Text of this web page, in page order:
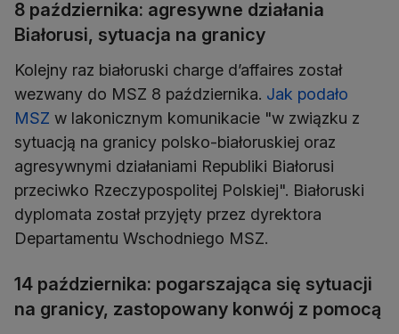
8 października: agresywne działania
Białorusi, sytuacja na granicy
Kolejny raz białoruski charge d’affaires został
wezwany do MSZ 8 października. Jak podało
MSZ w lakonicznym komunikacie "w związku z
sytuacją na granicy polsko-białoruskiej oraz
agresywnymi działaniami Republiki Białorusi
przeciwko Rzeczypospolitej Polskiej". Białoruski
dyplomata został przyjęty przez dyrektora
Departamentu Wschodniego MSZ.
14 października: pogarszająca się sytuacji
na granicy, zastopowany konwój z pomocą